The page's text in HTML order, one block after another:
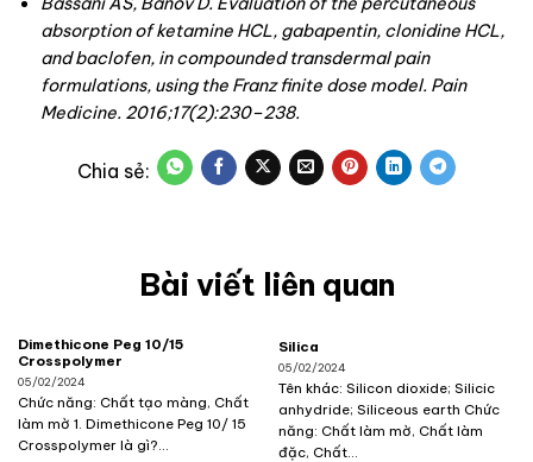
absorption of ketamine HCL, gabapentin, clonidine HCL,
and baclofen, in compounded transdermal pain
formulations, using the Franz finite dose model. Pain
Medicine. 2016;17(2):230–238.
Bài viết liên quan
Dimethicone Peg 10/15
Crosspolymer
05/02/2024
Chức năng: Chất tạo màng, Chất
làm mờ 1. Dimethicone Peg 10/ 15
Crosspolymer là gì?...
Silica
05/02/2024
Tên khác: Silicon dioxide; Silicic
anhydride; Siliceous earth Chức
năng: Chất làm mờ, Chất làm
đặc, Chất...